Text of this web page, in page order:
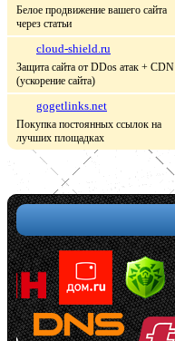
Белое продвижение вашего сайта
через статьи
cloud-shield.ru
Защита сайта от DDos атак + CDN
(ускорение сайта)
gogetlinks.net
Покупка постоянных ссылок на
лучших площадках